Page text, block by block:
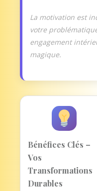
La motivation est
votre
engagement
magique.
Bénéfices Clés –
Vos
Transformations
Durables